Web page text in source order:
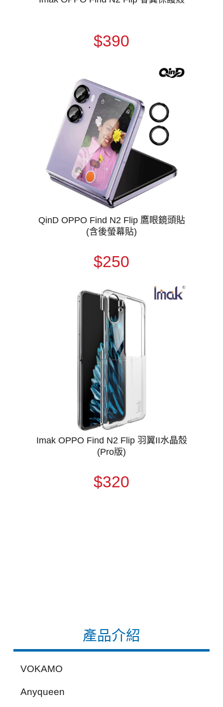
產品介紹
VOKAMO
Anyqueen
$390
QinD OPPO Find N2 Flip 鷹眼鏡頭貼
(含後螢幕貼)
$250
Imak OPPO Find N2 Flip 羽翼II水晶殼
(Pro版)
$320